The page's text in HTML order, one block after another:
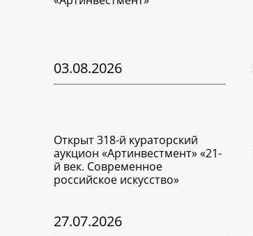
03.08.2026
Открыт 318-й кураторский
аукцион «Артинвестмент» «21-
й век. Современное
российское искусство»
27.07.2026